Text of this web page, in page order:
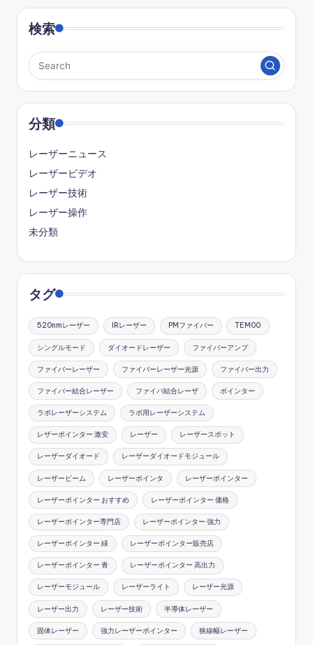
検索
分類
レーザーニュース
レーザービデオ
レーザー技術
レーザー操作
未分類
タグ
520nmレーザー IRレーザー PMファイバー TEM00
シングルモード ダイオードレーザー ファイバーアンプ
ファイバーレーザー ファイバーレーザー光源 ファイバー出力
ファイバー結合レーザー ファイバ結合レーザ ポインター
ラボレーザーシステム ラボ用レーザーシステム
レザーポインター 激安 レーザー レーザースポット
レーザーダイオード レーザーダイオードモジュール
レーザービーム レーザーポインタ レーザーポインター
レーザーポインター おすすめ レーザーポインター 価格
レーザーポインター専門店 レーザーポインター 強力
レーザーポインター 緑 レーザーポインター販売店
レーザーポインター 青 レーザーポインター 高出力
レーザーモジュール レーザーライト レーザー光源
レーザー出力 レーザー技術 半導体レーザー
固体レーザー 強力レーザーポインター 狭線幅レーザー